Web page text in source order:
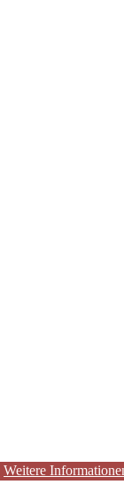
Weitere